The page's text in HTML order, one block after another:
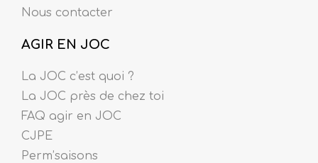
Nous contacter
AGIR EN JOC
La JOC c’est quoi ?
La JOC près de chez toi
FAQ agir en JOC
CJPE
Perm’saisons